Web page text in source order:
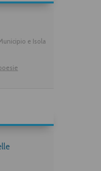
e Isola